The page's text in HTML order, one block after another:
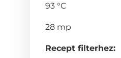
93 °C
28 mp
Recept filterhez: